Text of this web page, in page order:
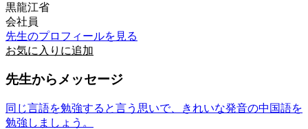
黒龍江省
会社員
先生のプロフィールを見る
お気に入りに追加
先生からメッセージ
同じ言語を勉強すると言う思いで、きれいな発音の中国語を
勉強しましょう。